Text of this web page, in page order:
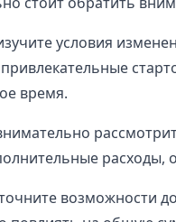
условия
время.
расходы,
возможности